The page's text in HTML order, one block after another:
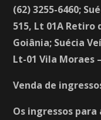
(62) 3255-6460;
515, Lt 01A Retiro
Goiânia; Suécia
Lt-01 Vila Moraes
Venda de
Os ingressos